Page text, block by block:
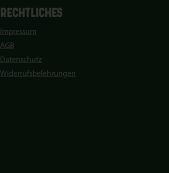
RECHTLICHES
Impressum
AGB
Datenschutz
Widerrufsbelehrungen